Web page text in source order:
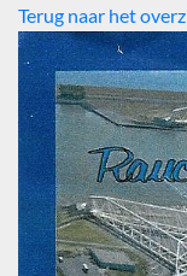
Terug naar het